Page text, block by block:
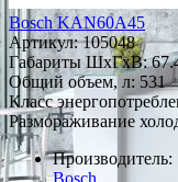
Bosch KAN60A45
Артикул:105048
Габариты ШxГxВ:
Общий объем, л: 531
Класс
Размораживание
Производитель:
Bosch